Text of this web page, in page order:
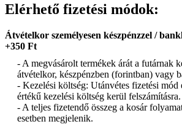
Elérhető fizetési módok:
Átvételkor személyesen készpénzzel /
+350 Ft
- A megvásárolt termékek árát a futárnak
átvételkor, készpénzben (forintban) vagy
- Kezelési költség: Utánvétes fizetési mód
értékű kezelési költség kerül felszámításra.
- A teljes fizetendő összeg a kosár
esetben megjelenik.